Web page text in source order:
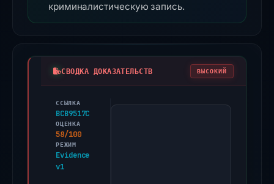
криминалистическую запись.
СВОДКА ДОКАЗАТЕЛЬСТВ ВЫСОКИЙ
ССЫЛКА
BCB9517C
ОЦЕНКА
58/100
РЕЖИМ
Evidence
v1
PhishDestroy